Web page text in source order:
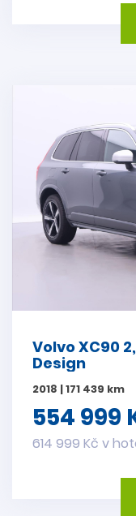
Volvo XC90
Design
2018 | 171 439 km
554 999
614 999 Kč v